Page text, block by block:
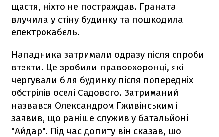
щастя, ніхто не постраждав. Граната
влучила у стіну будинку та пошкодила
електрокабель.
Нападника затримали одразу після спроби
втекти. Це зробили правоохоронці, які
чергували біля будинку після попередніх
обстрілів оселі Садового. Затриманий
назвався Олександром Гживінським і
заявив, що раніше служив у батальйоні
"Айдар". Під час допиту він сказав, що